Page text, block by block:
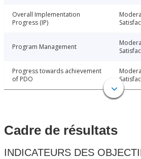
Overall Implementation
Progress (IP)
Program Management
Progress towards achievement
of PDO
Cadre de résultats
INDICATEURS DES